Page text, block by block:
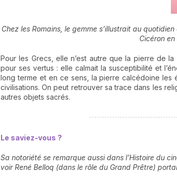
Chez les Romains, le gemme s’illustrait au
Cicéron
Pour les Grecs, elle n’est autre que la pierre de
pour ses vertus : elle calmait la susceptibilité et
long terme et en ce sens, la pierre calcédoine les
civilisations. On peut retrouver sa trace dans les
autres objets sacrés.
Le saviez-vous ?
Sa notoriété se remarque aussi dans l’Histoire du
voir René Belloq (dans le rôle du Grand Prêtre)